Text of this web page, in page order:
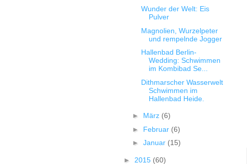
Wunder der Welt: Eis
Pulver
Magnolien, Wurzelpeter
und rempelnde Jogger
Hallenbad Berlin-
Wedding: Schwimmen
im Kombibad Se...
Dithmarscher Wasserwelt
Schwimmen im
Hallenbad Heide.
► März (6)
► Februar (6)
► Januar (15)
► 2015 (60)